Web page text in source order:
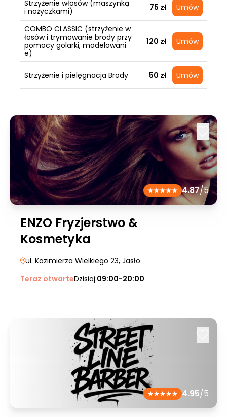
Strzyżenie włosów (maszynką
i nożyczkami)
75 zł Umów
COMBO CLASSIC (strzyżenie w
łosów i trymowanie brody przy
pomocy golarki, modelowani
e)
120 zł Umów
Strzyżenie i pielęgnacja Brody 50 zł Umów
4.87/5
ENZO Fryzjerstwo &
Kosmetyka
ul. Kazimierza Wielkiego 23, Jasło
Teraz otwarteDzisiaj:09:00-20:00
4.95/5